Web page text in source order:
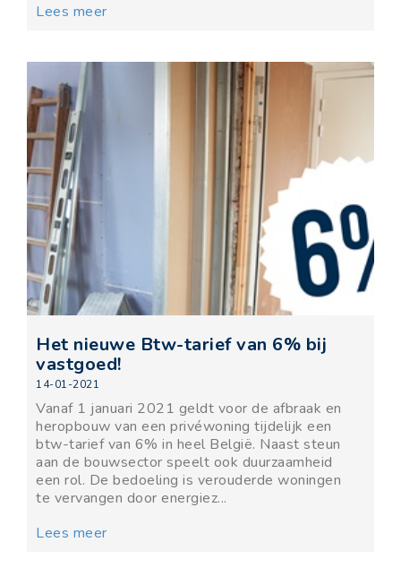
Lees meer
Het nieuwe Btw-tarief van 6% bij
vastgoed!
14-01-2021
Vanaf 1 januari 2021 geldt voor de afbraak en
heropbouw van een privéwoning tijdelijk een
btw-tarief van 6% in heel België. Naast steun
aan de bouwsector speelt ook duurzaamheid
een rol. De bedoeling is verouderde woningen
te vervangen door energiez...
Lees meer